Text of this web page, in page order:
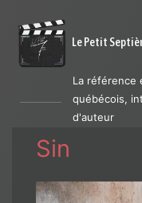
Le Petit
La référence
québécois,
d'auteur
Sin